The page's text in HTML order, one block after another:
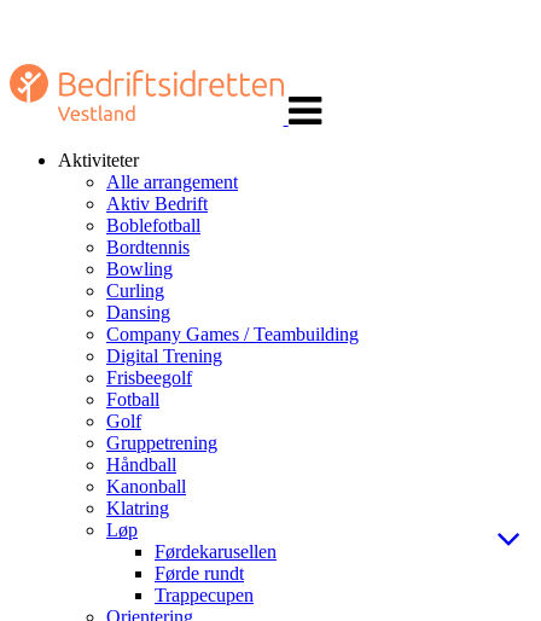
navigasjon
Aktiviteter
Alle arrangement
Aktiv Bedrift
Boblefotball
Bordtennis
Bowling
Curling
Dansing
Company Games / Teambuilding
Digital Trening
Frisbeegolf
Fotball
Golf
Gruppetrening
Håndball
Kanonball
Klatring
Løp
Førdekarusellen
Førde rundt
Trappecupen
Orientering